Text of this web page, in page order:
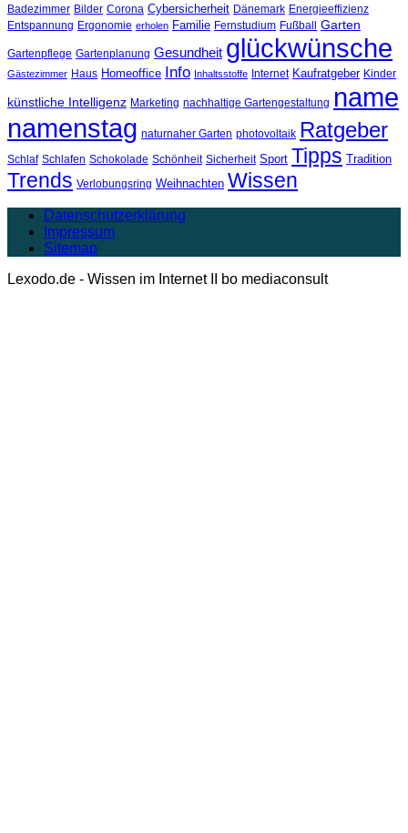
Badezimmer Bilder Corona Cybersicherheit Dänemark Energieeffizienz
Entspannung Ergonomie erholen Familie Fernstudium Fußball Garten
Gartenpflege Gartenplanung Gesundheit glückwünsche
Gästezimmer Haus Homeoffice Info Inhaltsstoffe Internet Kaufratgeber Kinder
künstliche Intelligenz Marketing nachhaltige Gartengestaltung name
namenstag naturnaher Garten photovoltaik Ratgeber
Schlaf Schlafen Schokolade Schönheit Sicherheit Sport Tipps Tradition
Trends Verlobungsring Weihnachten Wissen
Datenschutzerklärung
Impressum
Sitemap
Lexodo.de - Wissen im Internet II bo mediaconsult